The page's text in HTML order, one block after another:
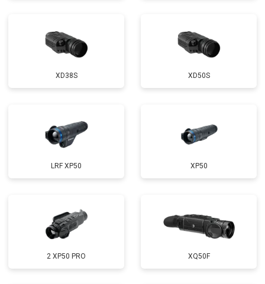
XD38S XD50S
LRF XP50 XP50
2 XP50 PRO XQ50F